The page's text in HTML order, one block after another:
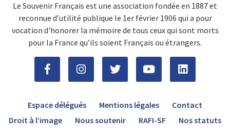
Le Souvenir Français est une association fondée en 1887 et
reconnue d’utilité publique le 1er février 1906 qui a pour
vocation d'honorer la mémoire de tous ceux qui sont morts
pour la France qu’ils soient Français ou étrangers.
Espace délégués Mentions légales
Contact
Droit à l’image
Nous soutenir RAFI-SF Nos statuts